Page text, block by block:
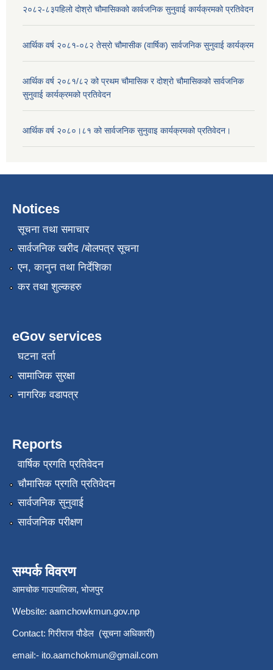
२०८२-८३पहिलो दोश्रो चौमासिकको कार्वजनिक सुनुवाई कार्यक्रमको प्रतिवेदन
आर्थिक वर्ष २०८१-०८२ तेस्रो चौमासीक (वार्षिक) सार्वजनिक सुनुवाई कार्यक्रम
आर्थिक वर्ष २०८१/८२ को प्रथम चौमासिक र दोश्रो चौमासिकको सार्वजनिक
सुनुवाई कार्यक्रमको प्रतिवेदन
आर्थिक वर्ष २०८०।८१ को सार्वजनिक सुनुवाइ कार्यक्रमको प्रतिवेदन।
Notices
सूचना तथा समाचार
सार्वजनिक खरीद /बोलपत्र सूचना
एन, कानुन तथा निर्देशिका
कर तथा शुल्कहरु
eGov services
घटना दर्ता
सामाजिक सुरक्षा
नागरिक वडापत्र
Reports
वार्षिक प्रगति प्रतिवेदन
चौमासिक प्रगति प्रतिवेदन
सार्वजनिक सुनुवाई
सार्वजनिक परीक्षण
सम्पर्क विवरण
आमचोक गाउपालिका, भोजपुर
Website: aamchowkmun.gov.np
Contact: गिरीराज पौडेल (सूचना अधिकारी)
email:- ito.aamchokmun@gmail.com